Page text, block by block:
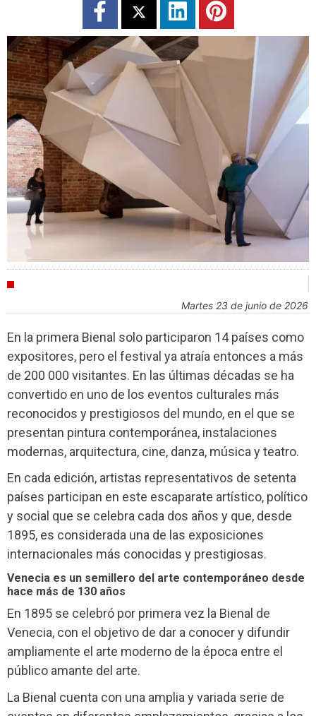
martes 23 de junio de 2026
En la primera Bienal solo participaron 14 países como
expositores, pero el festival ya atraía entonces a más
de 200 000 visitantes. En las últimas décadas se ha
convertido en uno de los eventos culturales más
reconocidos y prestigiosos del mundo, en el que se
presentan pintura contemporánea, instalaciones
modernas, arquitectura, cine, danza, música y teatro.
En cada edición, artistas representativos de setenta
países participan en este escaparate artístico, político
y social que se celebra cada dos años y que, desde
1895, es considerada una de las exposiciones
internacionales más conocidas y prestigiosas.
Venecia es un semillero del arte contemporáneo desde
hace más de 130 años
En 1895 se celebró por primera vez la Bienal de
Venecia, con el objetivo de dar a conocer y difundir
ampliamente el arte moderno de la época entre el
público amante del arte.
La Bienal cuenta con una amplia y variada serie de